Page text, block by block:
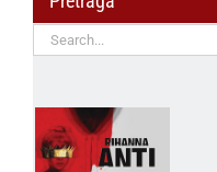
Search
for: